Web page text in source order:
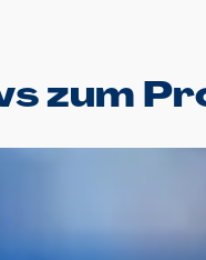
zum